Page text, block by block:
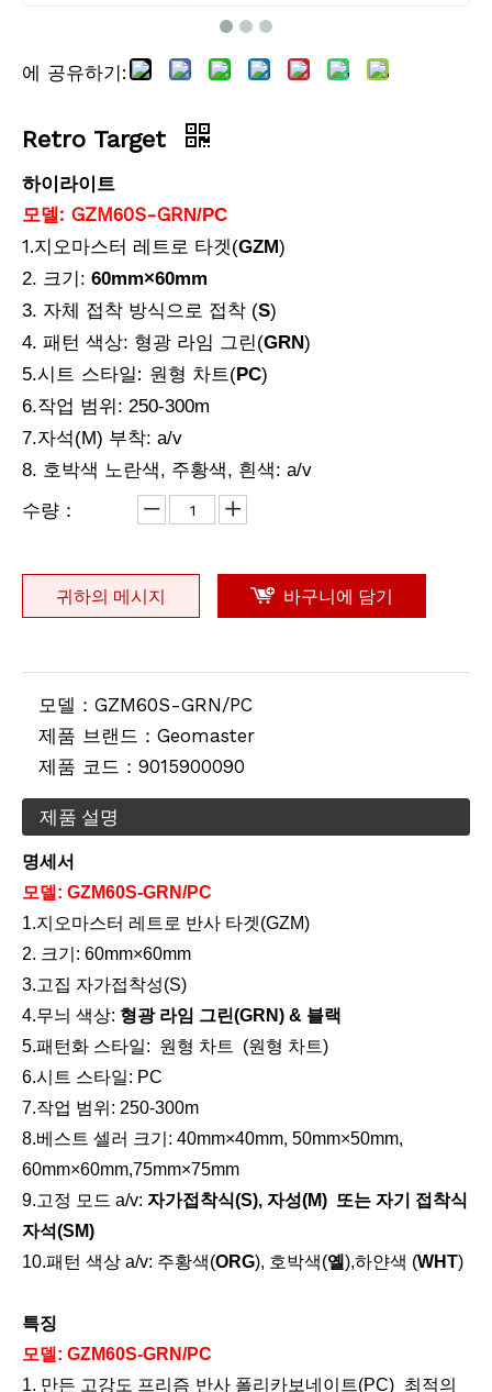
텔레스코픽 연장 폴(1.2m)
전동 고각 삼각대
에 공유하기:
Retro Target
하이라이트
모델: GZM60S-GRN/PC
1.지오마스터 레트로 타겟(GZM)
2. 크기: 60mm×60mm
3. 자체 접착 방식으로 접착 (S)
4. 패턴 색상: 형광 라임 그린(GRN)
5.시트 스타일: 원형 차트(PC)
6.작업 범위: 250-300m
7.자석(M) 부착: a/v
8. 호박색 노란색, 주황색, 흰색: a/v
수량：
귀하의 메시지 바구니에 담기
모델： GZM60S-GRN/PC
제품 브랜드： Geomaster
제품 코드： 9015900090
제품 설명
명세서
모델: GZM60S-GR N/PC
1.지오마스터 레트로 반사 타겟(GZM)
2. 크기: 60mm×60mm
3.고집 자가접착성(S)
4.무늬 색상: 형광 라임 그린(GRN) & 블랙
5.패턴화 스타일: 원형 차트
(원형 차트)
6.시트 스타일: PC
7.작업 범위: 250-300m
8.베스트 셀러 크기: 40mm×40mm, 50mm×50mm,
60mm×60mm,75mm×75mm
9.고정 모드 a/v: 자가접착식(S), 자성(M) 또는 자기 접착식
자석(SM)
10.패턴 색상 a/v: 주황색(ORG), 호박색(옐),하얀색 (WHT)
특징
모델: GZM60S-GRN/PC
1. 만든 고강도 프리즘 반사 폴리카보네이트(PC) 최적의